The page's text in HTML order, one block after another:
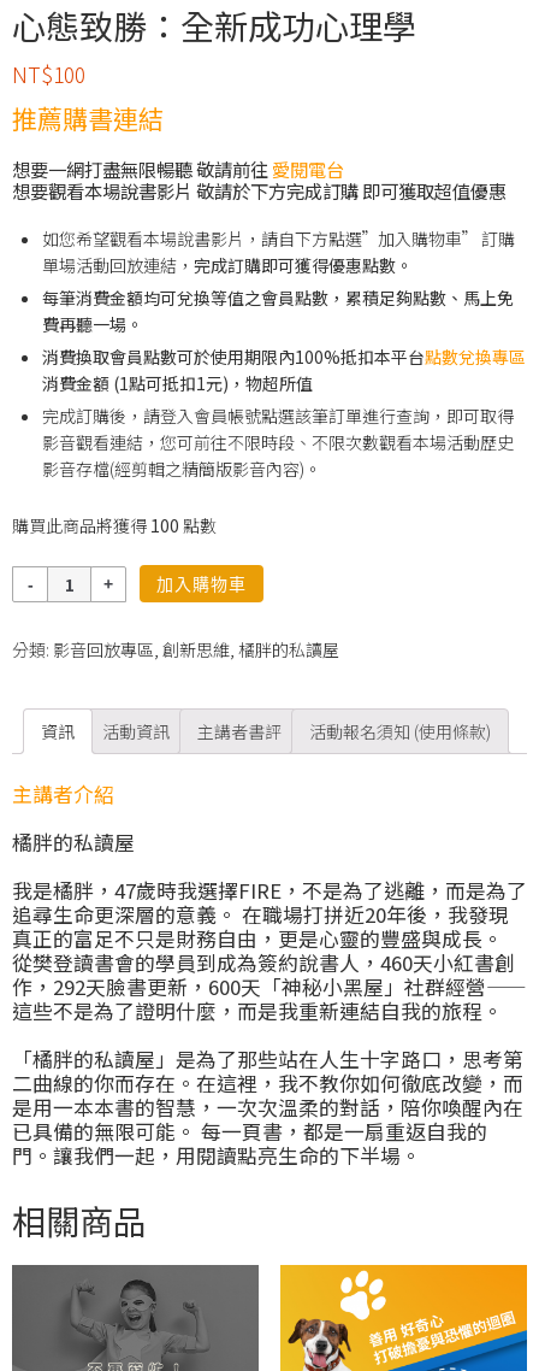
心態致勝：全新成功心理學
NT$100
推薦購書連結
想要一網打盡無限暢聽 敬請前往 愛閱電台
想要觀看本場說書影片 敬請於下方完成訂購 即可獲取超值優惠
如您希望觀看本場說書影片，請自下方點選”加入購物車” 訂購
單場活動回放連結， 完成訂購即可獲得優惠點數。
每筆消費金額均可兌換等值之會員點數，累積足夠點數、馬上免
費再聽一場。
消費換取會員點數可於使用期限內100%抵扣本平台點數兌換專區
消費金額 (1點可抵扣1元)，物超所值
完成訂購後，請登入會員帳號點選該筆訂單進行查詢，即可取得
影音觀看連結，您可前往不限時段、不限次數觀看本場活動歷史
影音存檔(經剪輯之精簡版影音內容)。
購買此商品將獲得 100 點數
量
加入購物車
分類: 影音回放專區, 創新思維, 橘胖的私讀屋
資訊 活動資訊 主講者書評 活動報名須知 (使用條款)
主講者介紹
橘胖的私讀屋
我是橘胖，47歲時我選擇FIRE，不是為了逃離，而是為了
追尋生命更深層的意義。 在職場打拼近20年後，我發現
真正的富足不只是財務自由，更是心靈的豐盛與成長。
從樊登讀書會的學員到成為簽約說書人，460天小紅書創
作，292天臉書更新，600天「神秘小黑屋」社群經營——
這些不是為了證明什麼，而是我重新連結自我的旅程。
「橘胖的私讀屋」是為了那些站在人生十字路口，思考第
二曲線的你而存在。在這裡，我不教你如何徹底改變，而
是用一本本書的智慧，一次次溫柔的對話，陪你喚醒內在
已具備的無限可能。 每一頁書，都是一扇重返自我的
門。讓我們一起，用閱讀點亮生命的下半場。
相關商品